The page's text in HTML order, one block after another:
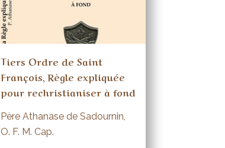
Tiers Ordre de Saint
François, Règle expliquée
pour rechristianiser à fond
Père Athanase de Sadournin,
O. F. M. Cap.